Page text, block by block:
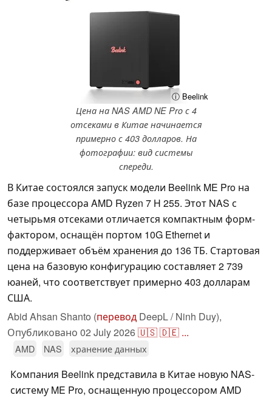
ⓘ Beelink
Цена на NAS AMD NE Pro с 4
отсеками в Китае начинается
примерно с 403 долларов. На
фотографии: вид системы
спереди.
В Китае состоялся запуск модели Beelink ME Pro на
базе процессора AMD Ryzen 7 H 255. Этот NAS с
четырьмя отсеками отличается компактным форм-
фактором, оснащён портом 10G Ethernet и
поддерживает объём хранения до 136 ТБ. Стартовая
цена на базовую конфигурацию составляет 2 739
юаней, что соответствует примерно 403 долларам
США.
Abid Ahsan Shanto (перевод DeepL / Ninh Duy),
Опубликовано 02 July 2026🇺🇸🇩🇪 ...
AMD NAS хранение данных
Компания Beelink представила в Китае новую NAS-
систему ME Pro, оснащенную процессором AMD